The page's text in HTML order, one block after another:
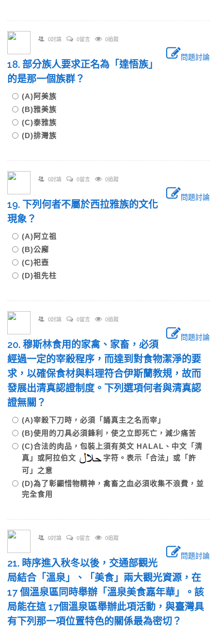
0討論 0留言 0追蹤
問題討論
18. 部分族人要求正名為「達悟族」
的是那一個族群？
(A)阿美族
(B)雅美族
(C)泰雅族
(D)排灣族
0討論 0留言 0追蹤
問題討論
19. 下列何者不屬於西拉雅族的文化
現象？
(A)阿立祖
(B)公廨
(C)祀壺
(D)祖先柱
0討論 0留言 0追蹤
問題討論
20. 穆斯林食用的家禽、家畜，必須
經過一定的宰殺程序，而達到對食物潔淨的要
求，以確保食材與料理符合伊斯蘭教規，故而
發展出清真認證制度。下列選項何者與清真認
證無關？
(A)宰殺下刀時，必須「誦真主之名而宰」
(B)使用的刀具必須鋒利，使之立即死亡，減少痛苦
(C)合法的肉品，包裝上須有英文 HALAL、中文「清
真」或阿拉伯文
字符。表示「合法」或「許
可」之意
(D)為了彰顯惜物精神，禽畜之血必須收集不浪費，並
完全食用
0討論 0留言 0追蹤
問題討論
21. 時序進入秋冬以後，交通部觀光
局結合「溫泉」、「美食」兩大觀光資源，在
17 個溫泉區同時舉辦「溫泉美食嘉年華」。該
局能在這 17個溫泉區舉辦此項活動，與臺灣具
有下列那一項位置特色的關係最為密切？